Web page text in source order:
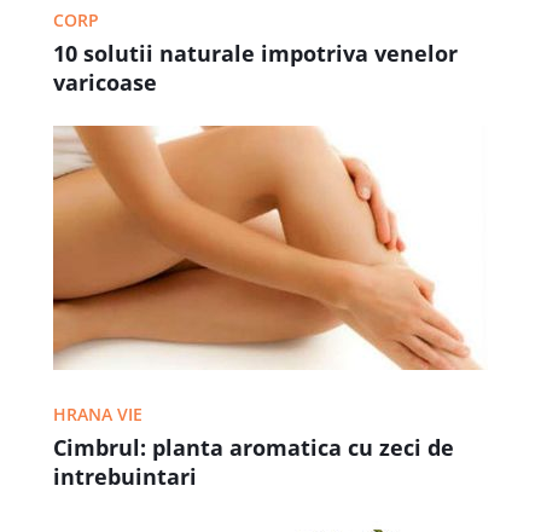
CORP
10 solutii naturale impotriva venelor
varicoase
HRANA VIE
Cimbrul: planta aromatica cu zeci de
intrebuintari